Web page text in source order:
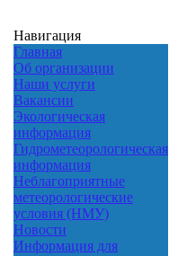
Навигация
Главная
Об организации
Наши услуги
Вакансии
Экологическая
информация
Гидрометеорологическая
информация
Неблагоприятные
метеорологические
условия (НМУ)
Новости
Информация для